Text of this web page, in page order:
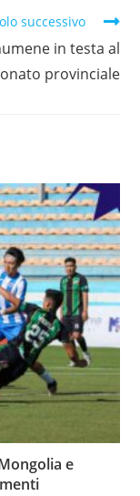
successivo
in testa al
provinciale
e